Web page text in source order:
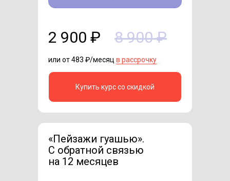
или от 483 ₽/месяц в рассрочку
8 900 ₽
2 900 ₽
Купить курс со скидкой
«Пейзажи гуашью».
C обратной связью
на 12 месяцев